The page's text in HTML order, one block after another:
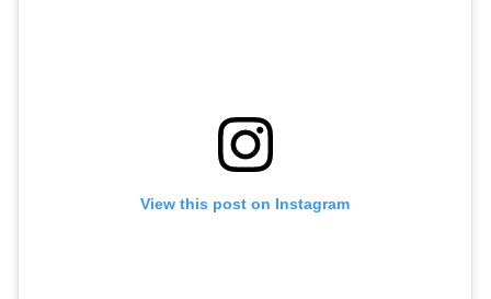
View this post on Instagram